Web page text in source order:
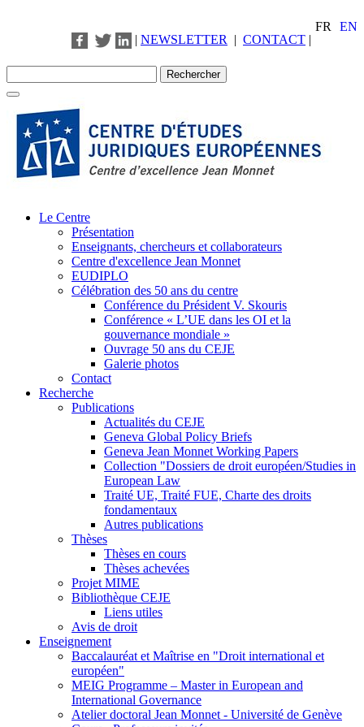
FR
EN
| NEWSLETTER | CONTACT |
Le Centre
Présentation
Enseignants, chercheurs et collaborateurs
Centre d'excellence Jean Monnet
EUDIPLO
Célébration des 50 ans du centre
Conférence du Président V. Skouris
Conférence « L’UE dans les OI et la
gouvernance mondiale »
Ouvrage 50 ans du CEJE
Galerie photos
Contact
Recherche
Publications
Actualités du CEJE
Geneva Global Policy Briefs
Geneva Jean Monnet Working Papers
Collection "Dossiers de droit européen/Studies in
European Law
Traité UE, Traité FUE, Charte des droits
fondamentaux
Autres publications
Thèses
Thèses en cours
Thèses achevées
Projet MIME
Bibliothèque CEJE
Liens utiles
Avis de droit
Enseignement
Baccalauréat et Maîtrise en "Droit international et
européen"
MEIG Programme – Master in European and
International Governance
Atelier doctoral Jean Monnet - Université de Genève